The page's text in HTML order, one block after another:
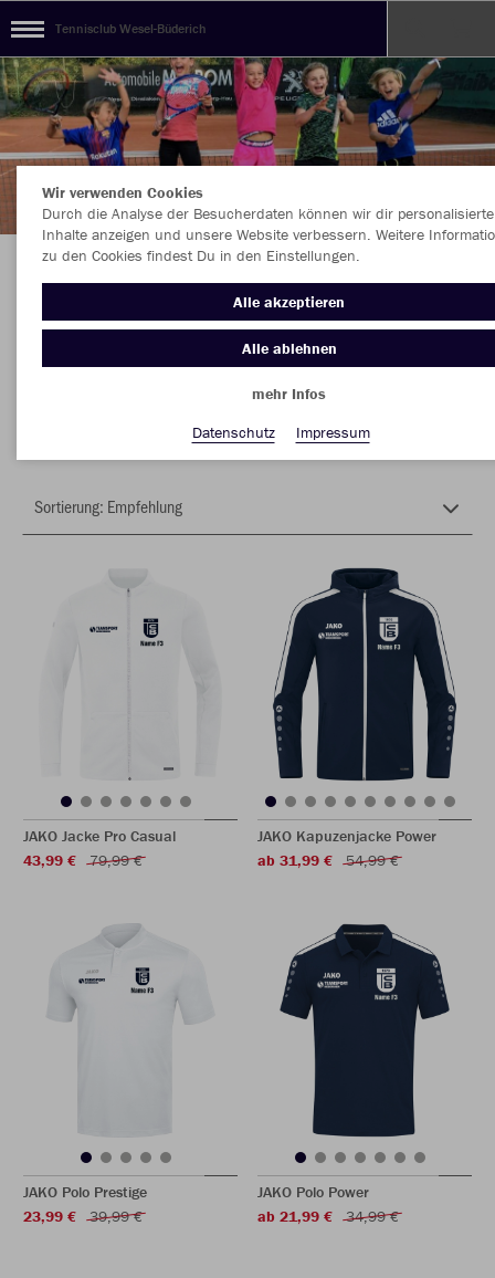
Tennisclub Wesel-Büderich
DIE AKTUELLE TC BÜDERICH KOLLEKTION Jetzt
direkt online bestellen....
Farbe
JAKO Jacke Pro Casual
43,99 €
79,99 €
JAKO Kapuzenjacke Power
ab 31,99 €
54,99 €
JAKO Polo Prestige
23,99 €
39,99 €
JAKO Polo Power
ab 21,99 €
34,99 €
Wir verwenden Cookies
Durch die Analyse der Besucherdaten können wir dir personalisierte
Inhalte anzeigen und unsere Website verbessern. Weitere
zu den Cookies findest Du in den Einstellungen.
Alle akzeptieren
Alle ablehnen
mehr Infos
Datenschutz
Impressum